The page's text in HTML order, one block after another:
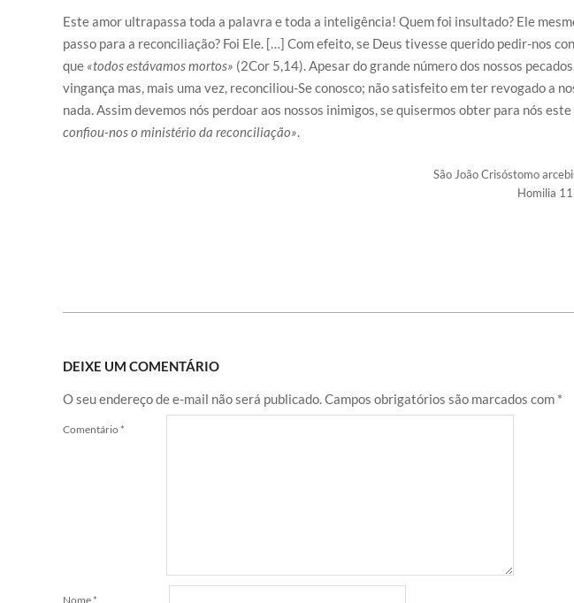
Este amor ultrapassa toda a palavra e toda a inteligência! Quem foi insultado? Ele
passo para a reconciliação? Foi Ele. […] Com efeito, se Deus tivesse querido pedir-nos
que «todos estávamos mortos» (2Cor 5,14). Apesar do grande número dos nossos
vingança mas, mais uma vez, reconciliou-Se conosco; não satisfeito em ter revogado a
nada. Assim devemos nós perdoar aos nossos inimigos, se quisermos obter para nós
confiou-nos o ministério da reconciliação».
São João Crisóstomo
Homilia
DEIXE UM COMENTÁRIO
O seu endereço de e-mail não será publicado.Campos obrigatórios são marcados com *
Comentário *
Nome *